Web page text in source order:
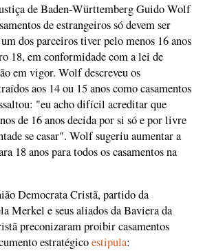
de Baden-Württemberg Guido Wolf
de estrangeiros só devem ser
dos parceiros tiver pelo menos 16 anos
18, em conformidade com a lei de
em vigor. Wolf descreveu os
aos 14 ou 15 anos como casamentos
"eu acho difícil acreditar que
de 16 anos decida por si só e por livre
se casar". Wolf sugeriu aumentar a
18 anos para todos os casamentos na
Democrata Cristã, partido da
Merkel e seus aliados da Baviera da
preconizaram proibir casamentos
estratégicoestipula: